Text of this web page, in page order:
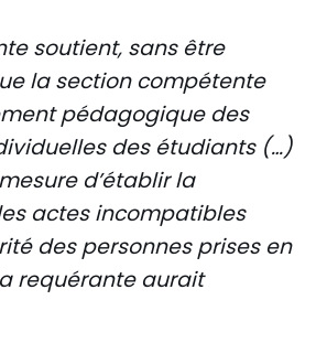
soutient, sans être
la section compétente
pédagogique des
des étudiants (…)
d’établir la
actes incompatibles
des personnes prises en
requérante aurait